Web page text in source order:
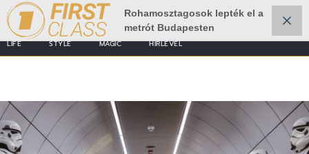
LIFE STYLE MAGIC HÍRLEVÉL
Rohamosztagosok lepték el a
metrót Budapesten